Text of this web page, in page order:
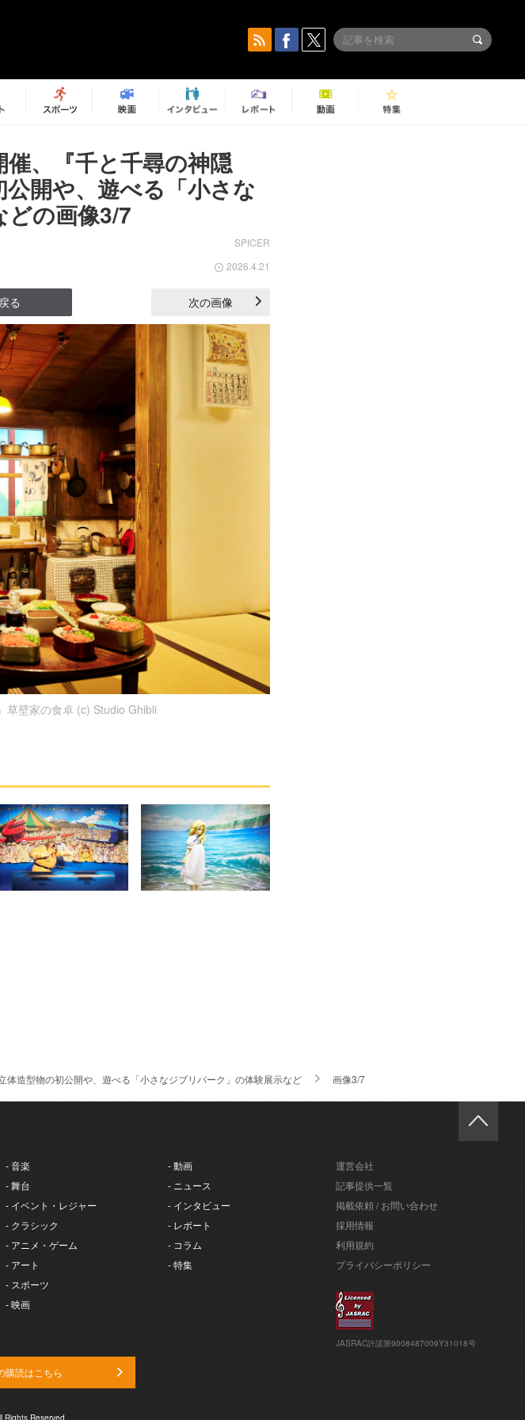
催、『千と千尋の神隠
開や、遊べる「小さな
どの画像3/7
SPICER
2026.4.21
る 次の画像
草壁家の食卓 (c) Studio Ghibli
体造型物の初公開や、遊べる「小さなジブリパーク」の体験展示など
画像3/7
- 音楽
- 舞台
- イベント・レジャー
- クラシック
- アニメ・ゲーム
- アート
- スポーツ
- 映画
- 動画
- ニュース
- インタビュー
- レポート
- コラム
- 特集
運営会社
記事提供一覧
掲載依頼 / お問い合わせ
採用情報
利用規約
プライバシーポリシー
JASRAC許諾第9008487009Y31018号
読はこちら
Reserved.